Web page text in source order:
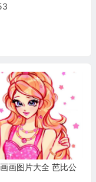
画图片大全 芭比公